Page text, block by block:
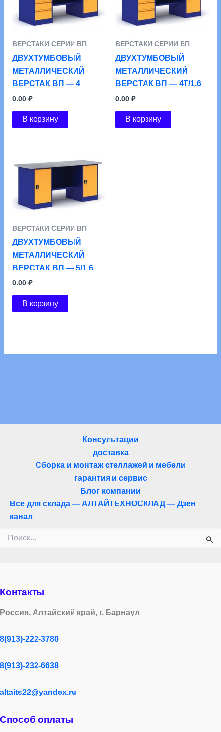
ВЕРСТАКИ СЕРИИ ВП
ДВУХТУМБОВЫЙ
МЕТАЛЛИЧЕСКИЙ
ВЕРСТАК ВП — 4
0.00 ₽
В корзину
ВЕРСТАКИ СЕРИИ ВП
ДВУХТУМБОВЫЙ
МЕТАЛЛИЧЕСКИЙ
ВЕРСТАК ВП — 4Т/1.6
0.00 ₽
В корзину
ВЕРСТАКИ СЕРИИ ВП
ДВУХТУМБОВЫЙ
МЕТАЛЛИЧЕСКИЙ
ВЕРСТАК ВП — 5/1.6
0.00 ₽
В корзину
Консультации
доставка
Сборка и монтаж стеллажей и мебели
гарантия и сервис
Блог компании
Все для склада — АЛТАЙТЕХНОСКЛАД — Дзен
канал
Контакты
Россия, Алтайский край, г. Барнаул
8(913)-222-3780
8(913)-232-6638
altaits22@yandex.ru
Способ оплаты